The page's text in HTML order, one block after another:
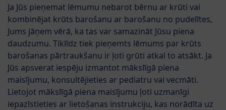
Filtru
Meklēt produktus: 2
Ja Jūs pieņemat lēmumu nebarot bērnu ar krūti vai
kombinējat krūts barošanu ar barošanu no pudelītes,
Jums jāņem vērā, ka tas var samazināt Jūsu piena
daudzumu. Tiklīdz tiek pieņemts lēmums par krūts
barošanas pārtraukšanu ir ļoti grūti atkal to atsākt. Ja
Jūs apsverat iespēju izmantot mākslīgā piena
maisījumu, konsultējieties ar pediatru vai vecmāti.
Lietojot mākslīgā piena maisījumu ļoti uzmanīgi
iepazīstieties ar lietošanas instrukciju, kas norādīta uz